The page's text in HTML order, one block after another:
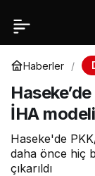
Haberler
İHA
Haseke'de
daha önce hiç
çıkarıldı
ABD Deniz
Norveç’te
tatbikatına